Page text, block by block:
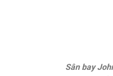
Sân bay